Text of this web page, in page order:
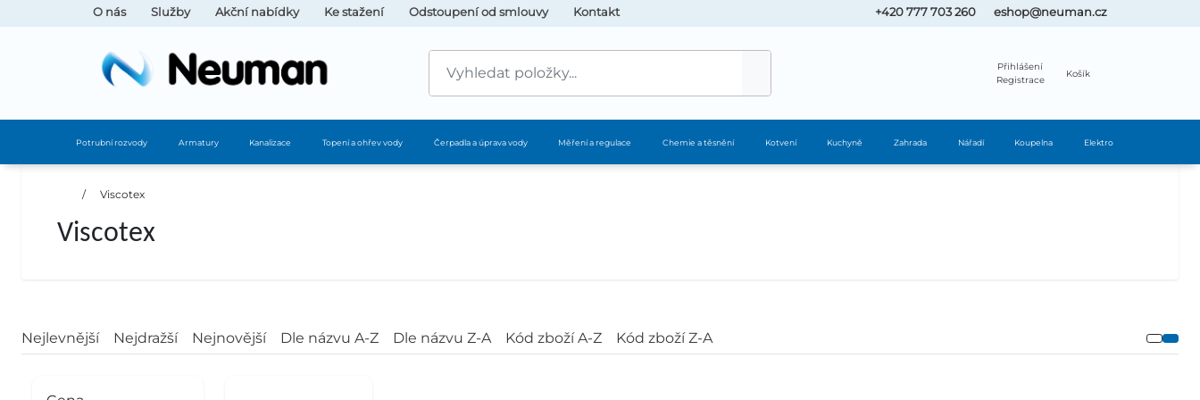
O nás Služby Akční nabídky Ke stažení Odstoupení od smlouvy Kontakt +420 777 703 260 eshop@neuman.cz
Přihlášení
Registrace
Košík
Potrubní rozvody Armatury Kanalizace Topení a ohřev vody Čerpadla a úprava vody Měření a regulace Chemie a těsnění Kotvení Kuchyně Zahrada Nářadí Koupelna Elektro
/ Viscotex
Viscotex
Nejlevnější Nejdražší Nejnovější Dle názvu A-Z Dle názvu Z-A Kód zboží A-Z Kód zboží Z-A